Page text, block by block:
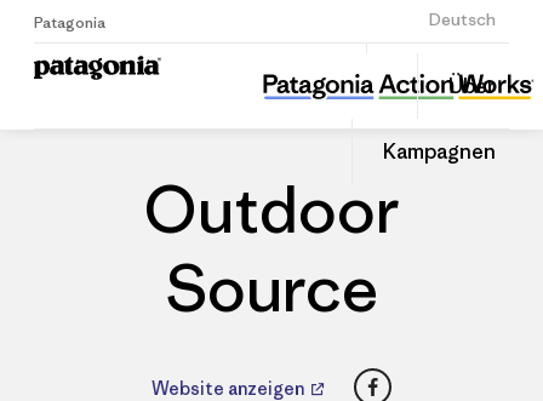
Patagonia Deutsch
Anmelden
Über
Kampagnen
Outdoor Source
Diesen
Beitrag
Auf
teilen
Outdoor
Source
Website anzeigen Facebook